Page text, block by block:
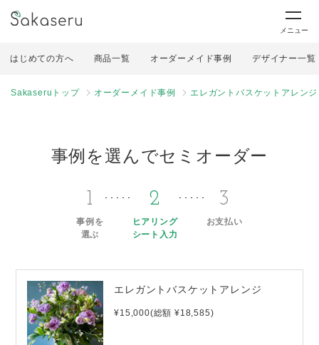
メニュー
はじめての方へ 商品一覧 オーダーメイド事例 デザイナー一覧
Sakaseruトップ オーダーメイド事例 エレガントバスケットアレンジ
事例を選んでセミオーダー
1
事例を
選ぶ
2
ヒアリング
シート入力
3
お支払い
エレガントバスケットアレンジ
¥15,000(総額 ¥18,585)